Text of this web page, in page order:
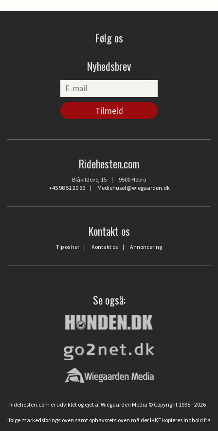
Følg os
Nyhedsbrev
Ridehesten.com
Blåkildevej 15 | 9500 Hobro
+45 98 51 20 66| Mediehuset@wiegaarden.dk
Kontakt os
Tip os her | Kontakt os | Annoncering
Se også:
Ridehesten.com er udviklet og ejet af Wiegaarden Media © Copyright 1995 - 2026 .
Ifølge markedsføringsloven samt ophavsretsloven må der IKKE kopieres indhold fra